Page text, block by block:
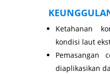
Ketahanan
kondisi laut
Pemasangan
diaplikasikan